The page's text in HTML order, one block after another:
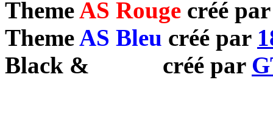
ThemeAS Rouge créé
ThemeAS Bleu créé par
Black & créé par